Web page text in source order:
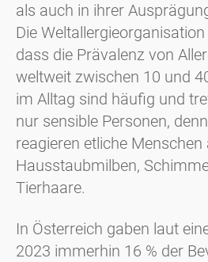
als auch in ihrer
Die
dass die Prävalenz von
weltweit zwischen 10 und
im Alltag sind häufig und
nur sensible Personen,
reagieren etliche
Hausstaubmilben,
Tierhaare.
In Österreich gaben laut
2023 immerhin 16 % der